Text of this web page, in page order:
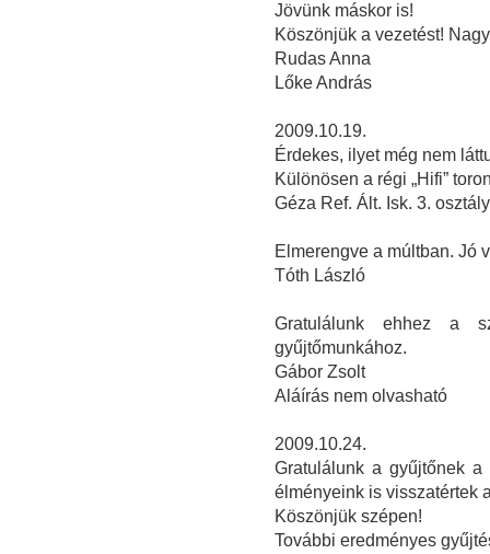
Jövünk máskor is!
Köszönjük a vezetést!
Rudas Anna
Lőke András
2009.10.19.
Érdekes, ilyet még nem
Különösen a régi „Hifi”
Géza Ref. Ált. Isk. 3.
Elmerengve a múltban. Jó
Tóth László
Gratulálunk ehhez a
gyűjtőmunkához.
Gábor Zsolt
Aláírás nem olvasható
2009.10.24.
Gratulálunk a gyűjtőnek a
élményeink is visszatértek
Köszönjük szépen!
További eredményes